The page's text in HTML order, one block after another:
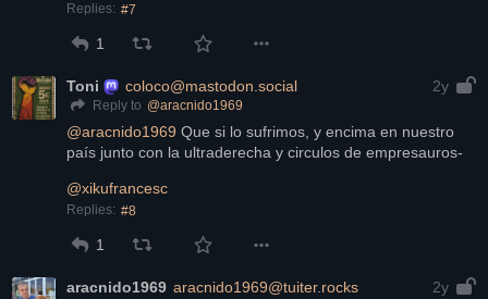
Replies: #7
1
Toni coloco@mastodon.social 2y
Reply to @aracnido1969
@aracnido1969 Que si lo sufrimos, y encima en nuestro
país junto con la ultraderecha y circulos de empresauros-
@xikufrancesc
Replies: #8
1
aracnido1969 aracnido1969@tuiter.rocks 2y